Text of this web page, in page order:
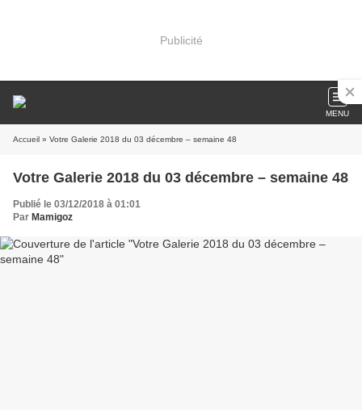
Publicité
MENU
Accueil » Votre Galerie 2018 du 03 décembre – semaine 48
Votre Galerie 2018 du 03 décembre – semaine 48
Publié le 03/12/2018 à 01:01
Par Mamigoz